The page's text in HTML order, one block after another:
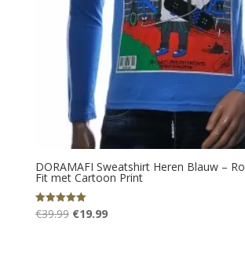
DORAMAFI Sweatshirt Heren Blauw –
Fit met Cartoon Print
Gewaardeerd
5.00
€39.99 Oorspronkelijke
€19.99Huidige